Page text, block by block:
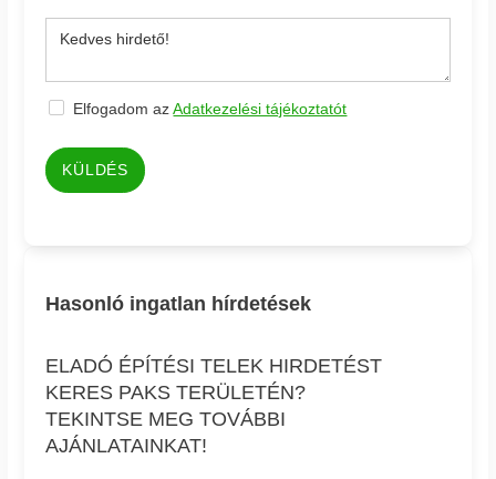
Elfogadom azAdatkezelési tájékoztatót
KÜLDÉS
Hasonló ingatlan hírdetések
ELADÓ ÉPÍTÉSI TELEK HIRDETÉST
KERES PAKS TERÜLETÉN?
TEKINTSE MEG TOVÁBBI
AJÁNLATAINKAT!